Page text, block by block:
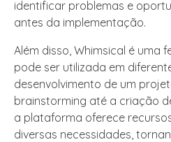
identificar problemas e
antes da implementação.
Além disso, Whimsical é uma
pode ser utilizada em
desenvolvimento de um
brainstorming até a criação
a plataforma oferece
diversas necessidades,